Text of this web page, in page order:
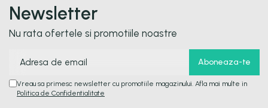
Newsletter
Nu rata ofertele si promotiile noastre
Vreau sa primesc newsletter cu promotiile magazinului. Afla mai multe in
Politica de Confidentialitate